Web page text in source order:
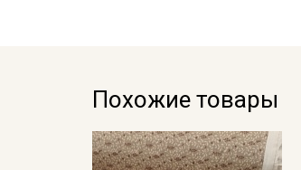
Похожие товары